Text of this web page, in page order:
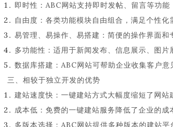
即时性：ABC网站支持即时发帖、留言等功能
自由度：各类功能模块自由组合，满足个性化
易管理、易操作、易搭建：简便的操作界面和
多功能性：适用于新闻发布、信息展示、图片
数据库搭建：ABC网站可帮助企业收集客户意
三、相较于独立开发的优势
建站速度快：一键建站方式大幅度缩短了网站
成本低：免费的一键建站服务降低了企业的成
多版本选择：ABC网站提供多种版本的建站平